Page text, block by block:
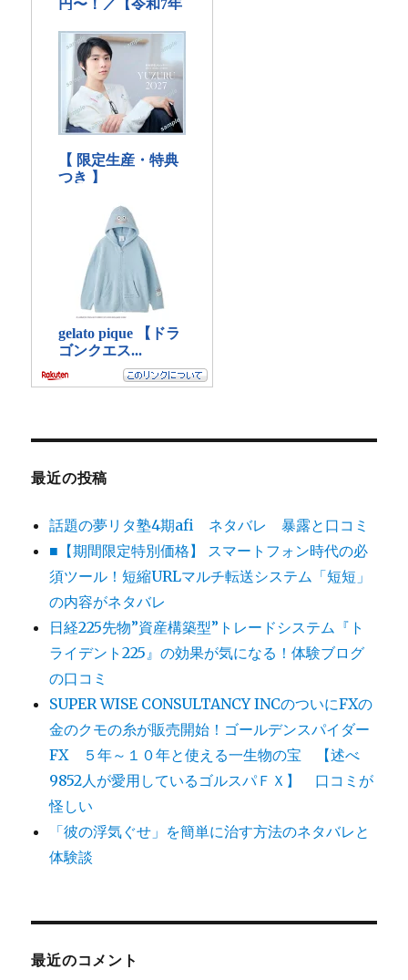
最近の投稿
話題の夢リタ塾4期afi ネタバレ 暴露と口コミ
■【期間限定特別価格】 スマートフォン時代の必
須ツール！短縮URLマルチ転送システム「短短」
の内容がネタバレ
日経225先物”資産構築型”トレードシステム『ト
ライデント225』の効果が気になる！体験ブログ
の口コミ
SUPER WISE CONSULTANCY INCのついにFXの
金のクモの糸が販売開始！ゴールデンスパイダー
FX ５年～１０年と使える一生物の宝 【述べ
9852人が愛用しているゴルスパＦＸ】 口コミが
怪しい
「彼の浮気ぐせ」を簡単に治す方法のネタバレと
体験談
最近のコメント